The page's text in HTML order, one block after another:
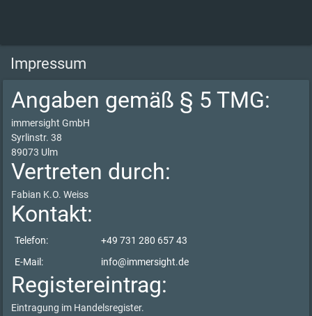
Impressum
Angaben gemäß § 5 TMG:
immersight GmbH
Syrlinstr. 38
89073 Ulm
Vertreten durch:
Fabian K.O. Weiss
Kontakt:
Telefon:
+49 731 280 657 43
E-Mail:
info@immersight.de
Registereintrag:
Eintragung im Handelsregister.